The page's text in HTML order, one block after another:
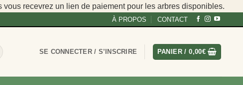
recevrez un lien de paiement pour les arbres disponibles.
À PROPOS CONTACT
SE CONNECTER / S’INSCRIRE PANIER /0,00€